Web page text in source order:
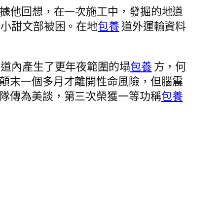
他回想，在一次施工中，發掘的地道
甜文部被困。在地包養 道外運輸資料
內產生了更年夜範圍的塌包養 方，何
末一個多月才離開性命風險，但腦震
傳為美談，第三次榮獲一等功稱包養